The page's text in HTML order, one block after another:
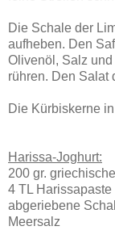
Die Schale der
aufheben. Den
Olivenöl, Salz
rühren. Den Salat
Die Kürbiskerne
Harissa-Joghurt:
200 gr.
4 TL Harissapaste
abgeriebene
Meersalz